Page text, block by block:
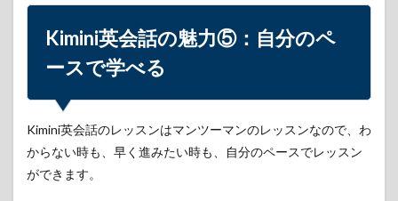
終わ
Kimini英会話の魅力⑤：自分のペ
ースで学べる
Kimini英会話のレッスンはマンツーマンのレッスンなので、わ
からない時も、早く進みたい時も、自分のペースでレッスン
ができます。